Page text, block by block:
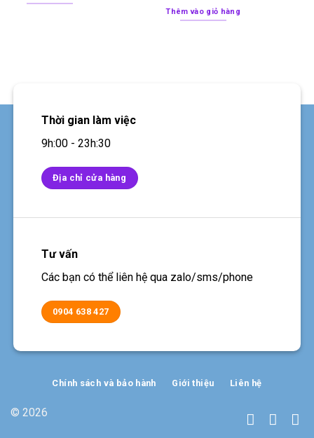
Thêm vào giỏ hàng
Thời gian làm việc
9h:00 - 23h:30
Địa chỉ cửa hàng
Tư vấn
Các bạn có thể liên hệ qua zalo/sms/phone
0904 638 427
© 2026
Chính sách và bảo hành Giới thiệu Liên hệ